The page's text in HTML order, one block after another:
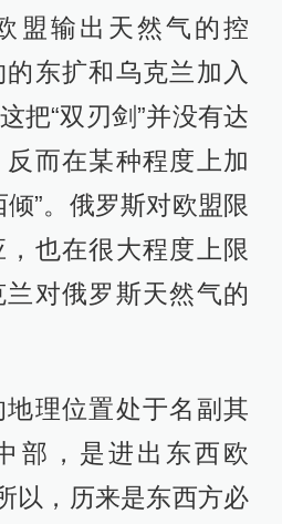
盟输出天然气的控
东扩和乌克兰加入
把“双刃剑”并没有达
而在某种程度上加
”。俄罗斯对欧盟限
也在很大程度上限
对俄罗斯天然气的
理位置处于名副其
部，是进出东西欧
以，历来是东西方必